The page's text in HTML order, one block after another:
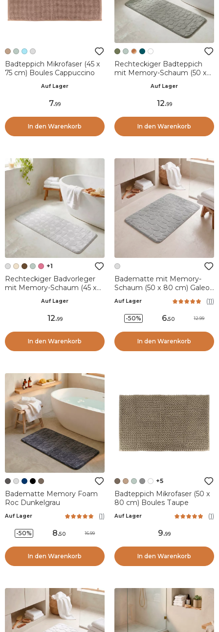
Badteppich Mikrofaser (45 x
75 cm) Boules Cappuccino
Auf Lager
7.99
In den Warenkorb
Rechteckiger Badteppich
mit Memory-Schaum (50 x
Auf Lager
12.99
In den Warenkorb
+1
Rechteckiger Badvorleger
mit Memory-Schaum (45 x
Auf Lager
12.99
In den Warenkorb
Badematte mit Memory-
Schaum (50 x 80 cm) Galeo
Auf Lager (11)
-50% 6.50 12.99
In den Warenkorb
Badematte Memory Foam
Roc Dunkelgrau
Auf Lager (1)
-50% 8.50 16.99
In den Warenkorb
+5
Badteppich Mikrofaser (50 x
80 cm) Boules Taupe
Auf Lager (1)
9.99
In den Warenkorb